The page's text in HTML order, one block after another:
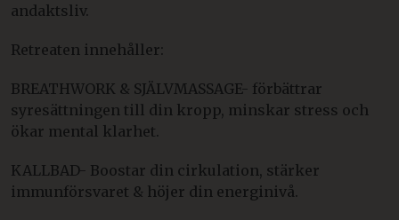
andaktsliv.
Retreaten innehåller:
BREATHWORK & SJÄLVMASSAGE- förbättrar
syresättningen till din kropp, minskar stress och
ökar mental klarhet.
KALLBAD- Boostar din cirkulation, stärker
immunförsvaret & höjer din energinivå.